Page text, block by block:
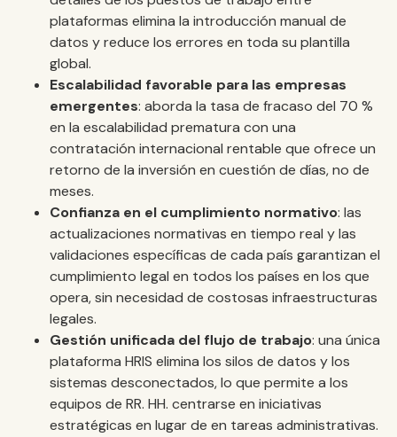
plataformas elimina la introducción manual de
datos y reduce los errores en toda su plantilla
global.
Escalabilidad favorable para las empresas
emergentes: aborda la tasa de fracaso del 70 %
en la escalabilidad prematura con una
contratación internacional rentable que ofrece un
retorno de la inversión en cuestión de días, no de
meses.
Confianza en el cumplimiento normativo: las
actualizaciones normativas en tiempo real y las
validaciones específicas de cada país garantizan el
cumplimiento legal en todos los países en los que
opera, sin necesidad de costosas infraestructuras
legales.
Gestión unificada del flujo de trabajo: una única
plataforma HRIS elimina los silos de datos y los
sistemas desconectados, lo que permite a los
equipos de RR. HH. centrarse en iniciativas
estratégicas en lugar de en tareas administrativas.